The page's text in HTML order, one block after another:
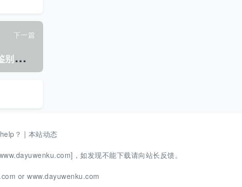
下一篇
S
N/T 1901-2014 进出口纺织品 纤维鉴别方法 聚酯类纤维(聚乳酸、聚对苯二甲 酸丙二醇酯、聚对苯二甲酸丁二醇酯).pdf
？ | 本站动态
，如发现不能下载请向站长反馈。
or www.dayuwenku.com